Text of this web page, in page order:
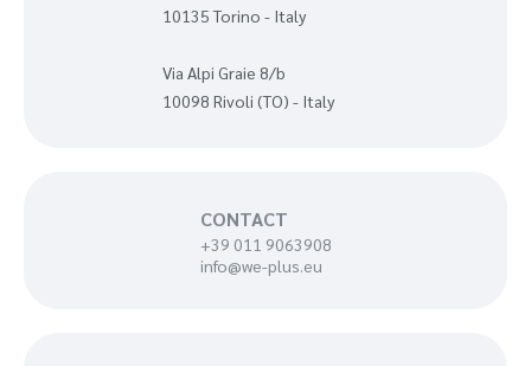
10135 Torino - Italy
Via Alpi Graie 8/b
10098 Rivoli (TO) - Italy
CONTACT
+39 011 9063908
info@we-plus.eu